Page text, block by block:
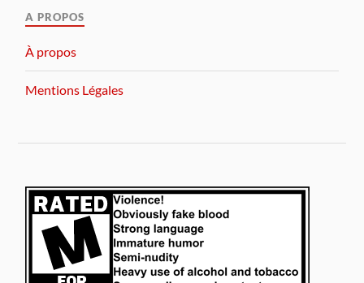
A PROPOS
À propos
Mentions Légales